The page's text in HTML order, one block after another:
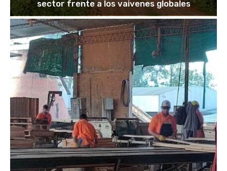
sector frente a los vaivenes globales